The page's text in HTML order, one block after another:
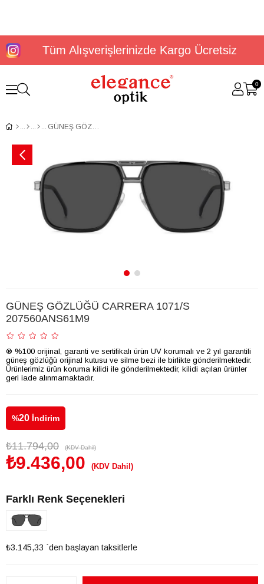
Tüm Alışverişlerinizde Kargo Ücretsiz
0
GÜNEŞ GÖZLÜĞÜ CARRERA 1071/S 207560ANS61M9
GÜNEŞ GÖZLÜĞÜ CARRERA 1071/S
207560ANS61M9
® %100 orijinal, garanti ve sertifikalı ürün UV korumalı ve 2 yıl garantili
güneş gözlüğü orijinal kutusu ve silme bezi ile birlikte gönderilmektedir.
Ürünlerimiz ürün koruma kilidi ile gönderilmektedir, kilidi açılan ürünler
geri iade alınmamaktadır.
%20 İndirim
₺11.794,00 (KDV Dahil)
₺9.436,00 (KDV Dahil)
Farklı Renk Seçenekleri
₺3.145,33 `den başlayan taksitlerle